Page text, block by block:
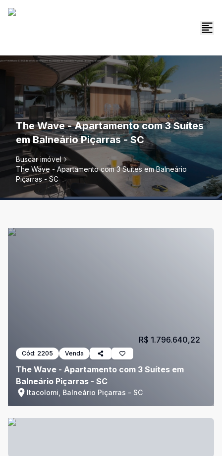
The Wave - Apartamento com 3 Suítes
em Balneário Piçarras - SC
Buscar imóvel
The Wave - Apartamento com 3 Suítes em Balneário
Piçarras - SC
Cód: 2205 Venda
The Wave - Apartamento com 3 Suítes em
Balneário Piçarras - SC
Itacolomi, Balneário Piçarras - SC
R$ 1.796.640,22